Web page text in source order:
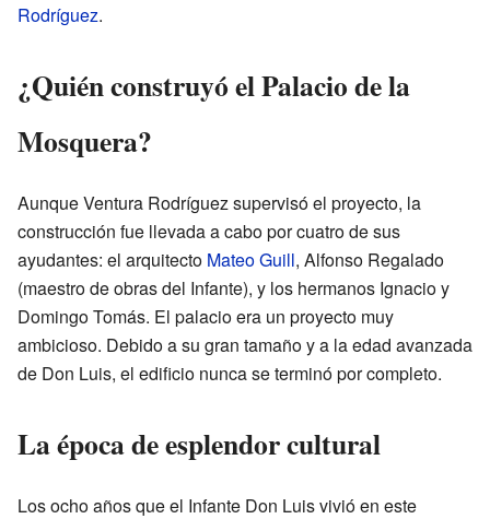
Rodríguez.
¿Quién construyó el Palacio de la
Mosquera?
Aunque Ventura Rodríguez supervisó el proyecto, la
construcción fue llevada a cabo por cuatro de sus
ayudantes: el arquitecto Mateo Guill, Alfonso Regalado
(maestro de obras del Infante), y los hermanos Ignacio y
Domingo Tomás. El palacio era un proyecto muy
ambicioso. Debido a su gran tamaño y a la edad avanzada
de Don Luis, el edificio nunca se terminó por completo.
La época de esplendor cultural
Los ocho años que el Infante Don Luis vivió en este